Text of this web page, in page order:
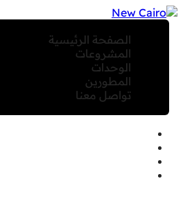
الصفحة الرئيسية
المشروعات
الوحدات
المطورين
تواصل معنا